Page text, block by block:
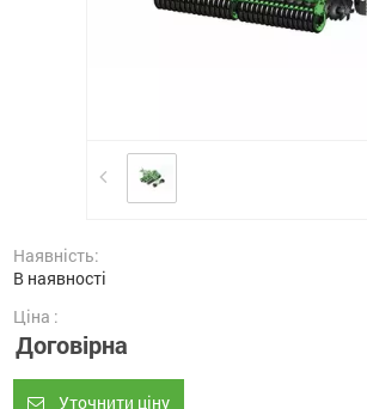
Наявність:
В наявності
Ціна :
Договірна
Уточнити ціну